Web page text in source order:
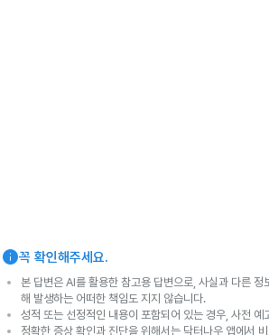
info꼭 확인해주세요.
본 답변은 AI를 활용한 참고용 답변으로, 사실과 다른
해 발생하는 어떠한 책임도 지지 않습니다.
성적 또는 선정적인 내용이 포함되어 있는 경우, 사전 예
정확한 증상 확인과 진단을 위해서는 닥터나우 앱에서